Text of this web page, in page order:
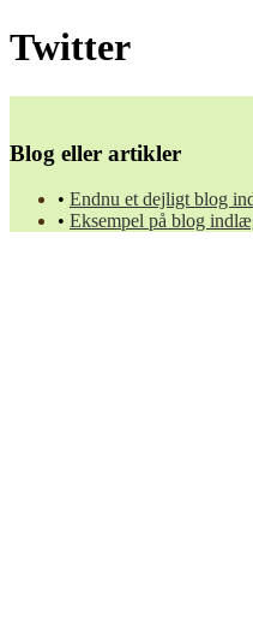
Twitter
Blog eller artikler
Endnu et dejligt blog
Eksempel på blog